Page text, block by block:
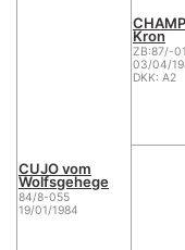
CUJO vom
Wolfsgehege
84/8-055
19/01/1984
Kron
ZB:87/-
03/04/
DKK: A2